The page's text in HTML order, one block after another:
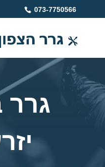
073-7750566